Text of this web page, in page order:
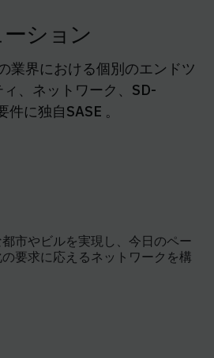
ション
業界における個別のエンドツ
、ネットワーク、SD-
に独自SASE 。
市やビルを実現し、今日のペー
要求に応えるネットワークを構